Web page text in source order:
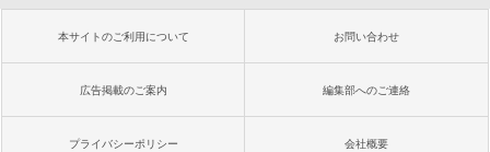
本サイトのご利用について お問い合わせ
広告掲載のご案内 編集部へのご連絡
プライバシーポリシー 会社概要